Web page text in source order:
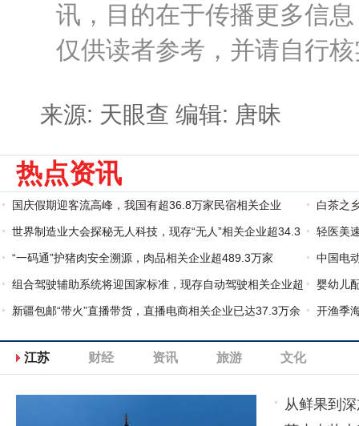
讯，目的在于传播更多信
仅供读者参考，并请自行
来源: 天眼查 编辑: 唐昧
热点资讯
国庆假期迎客流高峰，我国有超36.8万家民宿相关企业 白茶之
家
世界制造业大会探秘无人科技，现存“无人”相关企业超34.3
万家
轻医美
“一码通”护猪肉安全溯源，肉品相关企业超489.3万家 中国电
家
组合驾驶辅助系统将迎国家标准，现存自动驾驶相关企业超
8100家
婴幼儿
1386.6
新疆包邮“带火”直播带货，直播电商相关企业已达37.3万余 开渔季
江苏 财经 资讯 旅游 文化
从鲜果到